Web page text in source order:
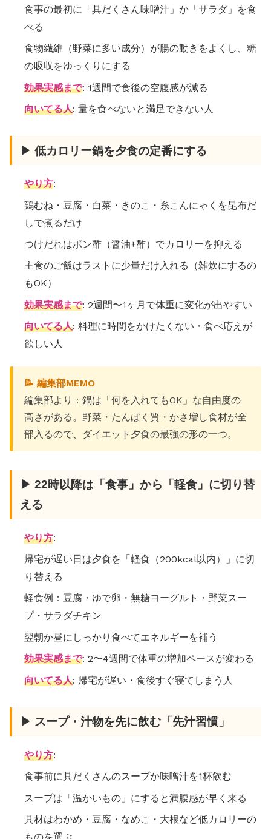
食事の最初に「具だくさん味噌汁」か「サラダ」を食
べる
食物繊維（野菜に多い成分）が腸の動きをよくし、糖
の吸収をゆっくりにする
効果実感まで: 1週間で食後の空腹感が減る
向いてる人: 量を食べないと満足できない人
▶ 低カロリー鍋を夕食の定番にする
やり方:
鶏むね・豆腐・白菜・きのこ・糸こんにゃくを昆布だ
しで煮るだけ
つけだれはポン酢（醤油+酢）でカロリーを抑える
主食のご飯はラストに少量だけ入れる（雑炊にするの
もOK）
効果実感まで: 2週間〜1ヶ月で体重に変化が出やすい
向いてる人: 料理に時間をかけたくない・食べ応えが
欲しい人
📝 編集部MEMO
編集部より：鍋は「何を入れてもOK」な自由度の
高さがある。野菜・たんぱく質・かさ増し食材が全
部入るので、ダイエット夕食の最強の形の一つ。
▶ 22時以降は「食事」から「軽食」に切り替
える
やり方:
帰宅が遅い日は夕食を「軽食（200kcal以内）」に切
り替える
軽食例：豆腐・ゆで卵・無糖ヨーグルト・野菜スー
プ・サラダチキン
翌朝か昼にしっかり食べてエネルギーを補う
効果実感まで: 2〜4週間で体重の増加ペースが変わる
向いてる人: 帰宅が遅い・食後すぐ寝てしまう人
▶ スープ・汁物を先に飲む「先汁習慣」
やり方:
食事前に具だくさんのスープか味噌汁を1杯飲む
スープは「温かいもの」にすると満腹感が早く来る
具材はわかめ・豆腐・なめこ・大根など低カロリーの